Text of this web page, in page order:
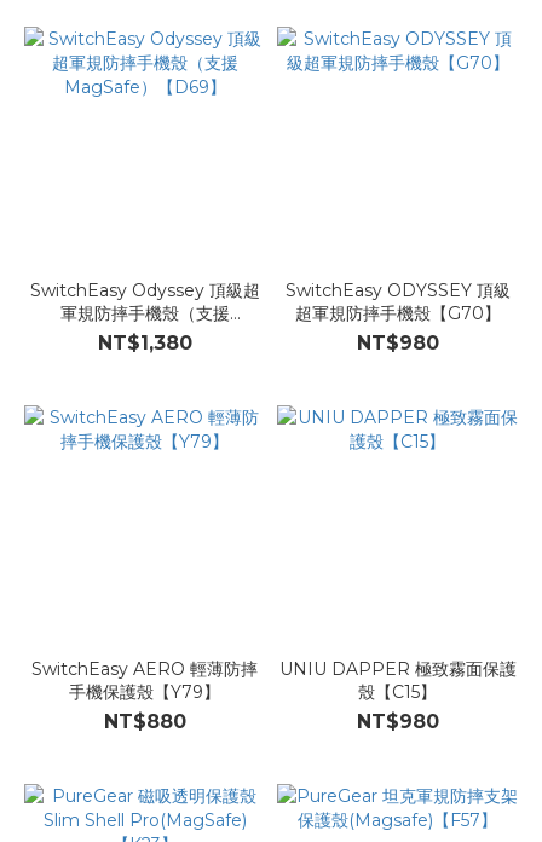
SwitchEasy Odyssey 頂級超
軍規防摔手機殼（支援
MagSafe）【D69】
NT$1,380
SwitchEasy ODYSSEY 頂級
超軍規防摔手機殼【G70】
NT$980
SwitchEasy AERO 輕薄防摔
手機保護殼【Y79】
NT$880
UNIU DAPPER 極致霧面保護
殼【C15】
NT$980